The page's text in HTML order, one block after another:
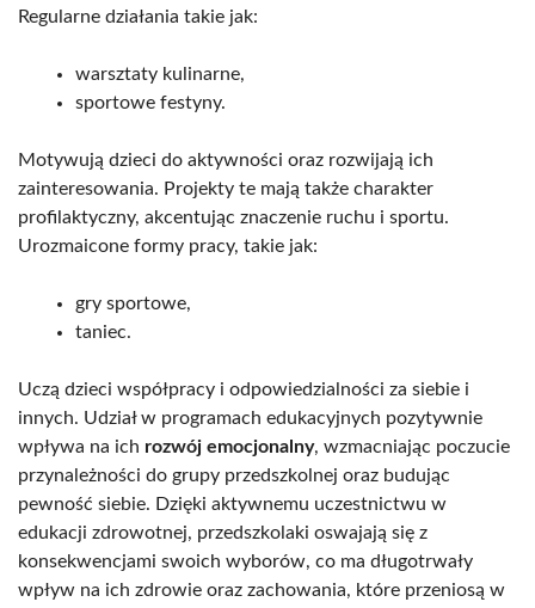
Regularne działania takie jak:
warsztaty kulinarne,
sportowe festyny.
Motywują dzieci do aktywności oraz rozwijają ich
zainteresowania. Projekty te mają także charakter
profilaktyczny, akcentując znaczenie ruchu i sportu.
Urozmaicone formy pracy, takie jak:
gry sportowe,
taniec.
Uczą dzieci współpracy i odpowiedzialności za siebie i
innych. Udział w programach edukacyjnych pozytywnie
wpływa na ich rozwój emocjonalny, wzmacniając poczucie
przynależności do grupy przedszkolnej oraz budując
pewność siebie. Dzięki aktywnemu uczestnictwu w
edukacji zdrowotnej, przedszkolaki oswajają się z
konsekwencjami swoich wyborów, co ma długotrwały
wpływ na ich zdrowie oraz zachowania, które przeniosą w